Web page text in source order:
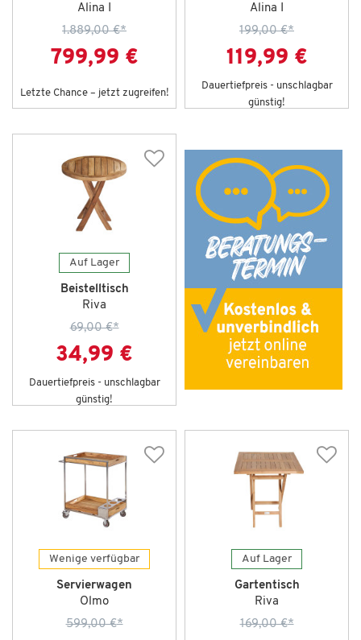
Alina I
1.889,00 €*
799,99 €
Letzte Chance – jetzt zugreifen!
Alina I
199,00 €*
119,99 €
Dauertiefpreis - unschlagbar
günstig!
Auf Lager
Beistelltisch
Riva
69,00 €*
34,99 €
Dauertiefpreis - unschlagbar
günstig!
Wenige verfügbar
Servierwagen
Olmo
599,00 €*
Auf Lager
Gartentisch
Riva
169,00 €*